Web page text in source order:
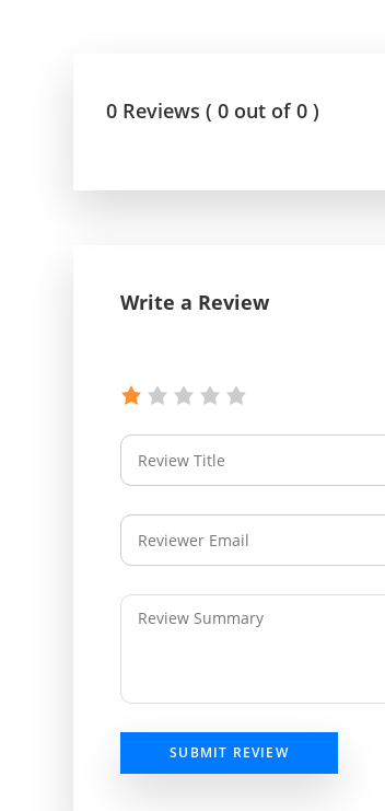
0 Reviews ( 0 out of 0 )
Write a Review
SUBMIT REVIEW